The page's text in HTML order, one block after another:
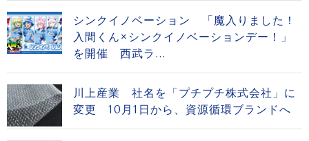
シンクイノベーション 「魔入りました！
入間くん×シンクイノベーションデー！」
を開催 西武ラ...
川上産業 社名を「プチプチ株式会社」に
変更 10月1日から、資源循環ブランドへ